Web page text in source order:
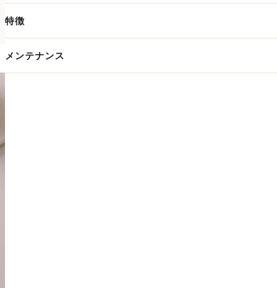
セットには、ヴェルティゴ コレクションのシルバーコーテ
わずかに非対称なリングモチーフが特徴の箸置きが、テー
ートに調和。
日常使いはもちろん、ホームパーティーやおもてなし、特
また、お箸は「幸せの橋渡しをする」とされる縁起物として
・中華箸 ×1膳（ブラック／レジン製・シルバーコーティング
特徴
メンテナンス